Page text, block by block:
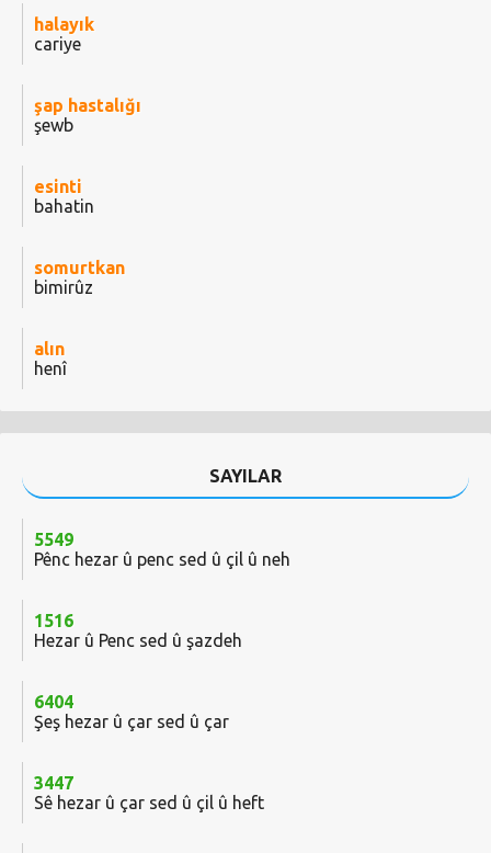
halayık
cariye
şap hastalığı
şewb
esinti
bahatin
somurtkan
bimirûz
alın
henî
SAYILAR
5549
Pênc hezar û penc sed û çil û neh
1516
Hezar û Penc sed û şazdeh
6404
Şeş hezar û çar sed û çar
3447
Sê hezar û çar sed û çil û heft